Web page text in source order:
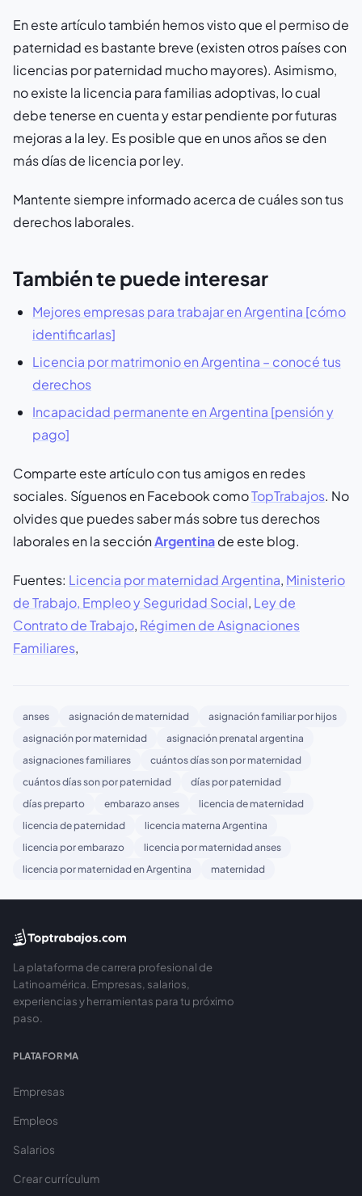
En este artículo también hemos visto que el permiso de
paternidad es bastante breve (existen otros países con
licencias por paternidad mucho mayores). Asimismo,
no existe la licencia para familias adoptivas, lo cual
debe tenerse en cuenta y estar pendiente por futuras
mejoras a la ley. Es posible que en unos años se den
más días de licencia por ley.
Mantente siempre informado acerca de cuáles son tus
derechos laborales.
También te puede interesar
Mejores empresas para trabajar en Argentina [cómo
identificarlas]
Licencia por matrimonio en Argentina – conocé tus
derechos
Incapacidad permanente en Argentina [pensión y
pago]
Comparte este artículo con tus amigos en redes
sociales. Síguenos en Facebook comoTopTrabajos. No
olvides que puedes saber más sobre tus derechos
laborales en la secciónArgentinade este blog.
Fuentes: Licencia por maternidad Argentina, Ministerio
de Trabajo, Empleo y Seguridad Social, Ley de
Contrato de Trabajo, Régimen de Asignaciones
Familiares,
anses asignación de maternidad
asignación familiar por hijos
asignación por maternidad
asignación prenatal argentina
asignaciones familiares
cuántos días son por maternidad
cuántos días son por paternidad
días por paternidad
días preparto
embarazo anses
licencia de maternidad
licencia de paternidad
licencia materna Argentina
licencia por embarazo
licencia por maternidad anses
licencia por maternidad en Argentina
maternidad
La plataforma de carrera profesional de
Latinoamérica. Empresas, salarios,
experiencias y herramientas para tu próximo
paso.
PLATAFORMA
Empresas
Empleos
Salarios
Crear currículum